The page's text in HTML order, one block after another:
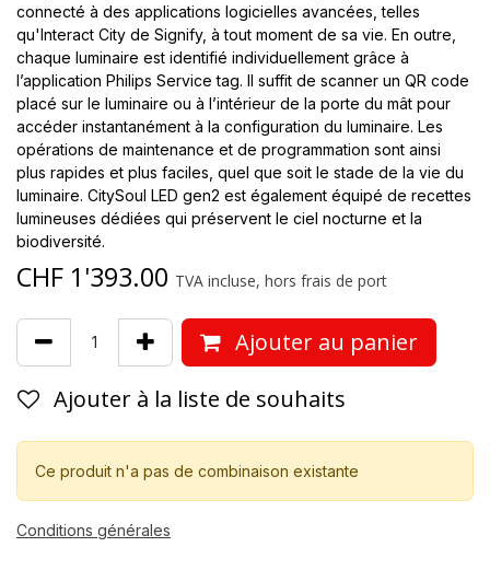
connecté à des applications logicielles avancées, telles
qu'Interact City de Signify, à tout moment de sa vie. En outre,
chaque luminaire est identifié individuellement grâce à
l’application Philips Service tag. Il suffit de scanner un QR code
placé sur le luminaire ou à l’intérieur de la porte du mât pour
accéder instantanément à la configuration du luminaire. Les
opérations de maintenance et de programmation sont ainsi
plus rapides et plus faciles, quel que soit le stade de la vie du
luminaire. CitySoul LED gen2 est également équipé de recettes
lumineuses dédiées qui préservent le ciel nocturne et la
biodiversité.
CHF 1'393.00 TVA incluse, hors frais de port
Ajouter au panier
Ajouter à la liste de souhaits
Ce produit n'a pas de combinaison existante
Conditions générales